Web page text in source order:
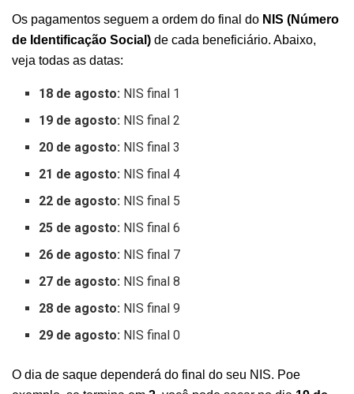
Os pagamentos seguem a ordem do final do NIS (Número
de Identificação Social) de cada beneficiário. Abaixo,
veja todas as datas:
18 de agosto: NIS final 1
19 de agosto: NIS final 2
20 de agosto: NIS final 3
21 de agosto: NIS final 4
22 de agosto: NIS final 5
25 de agosto: NIS final 6
26 de agosto: NIS final 7
27 de agosto: NIS final 8
28 de agosto: NIS final 9
29 de agosto: NIS final 0
O dia de saque dependerá do final do seu NIS. Poe